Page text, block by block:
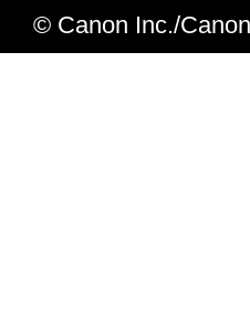
(2) お客様は、「
てを廃棄および
© Canon Inc./